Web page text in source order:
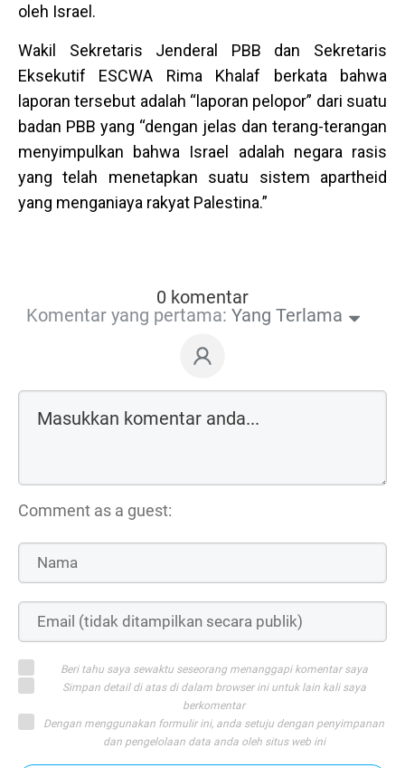
oleh Israel.
Wakil Sekretaris Jenderal PBB dan Sekretaris
Eksekutif ESCWA Rima Khalaf berkata bahwa
laporan tersebut adalah “laporan pelopor” dari suatu
badan PBB yang “dengan jelas dan terang-terangan
menyimpulkan bahwa Israel adalah negara rasis
yang telah menetapkan suatu sistem apartheid
yang menganiaya rakyat Palestina.”
0 komentar
Komentar yang pertama: Yang Terlama
Comment as a guest:
Beri tahu saya sewaktu seseorang menanggapi komentar saya
Simpan detail di atas di dalam browser ini untuk lain kali saya
berkomentar
Dengan menggunakan formulir ini, anda setuju dengan penyimpanan
dan pengelolaan data anda oleh situs web ini